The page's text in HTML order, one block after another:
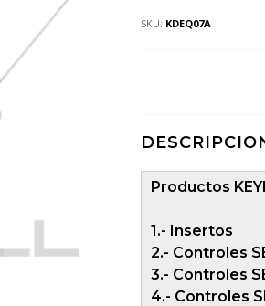
SKU: KDEQ07A
Productos
1.- Insertos
2.- Controles
3.- Controles
4.- Controles